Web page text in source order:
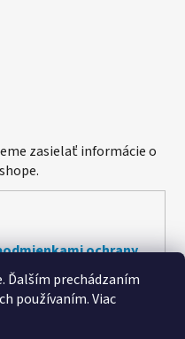
Ďalším prechádzaním
používaním. Viac
zasielať informácie o
ochrany